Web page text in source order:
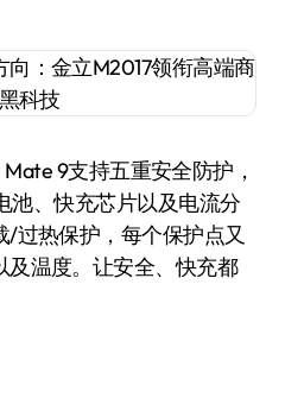
9支持五重安全防护，
池、快充芯片以及电流分
过热保护，每个保护点又
温度。让安全、快充都